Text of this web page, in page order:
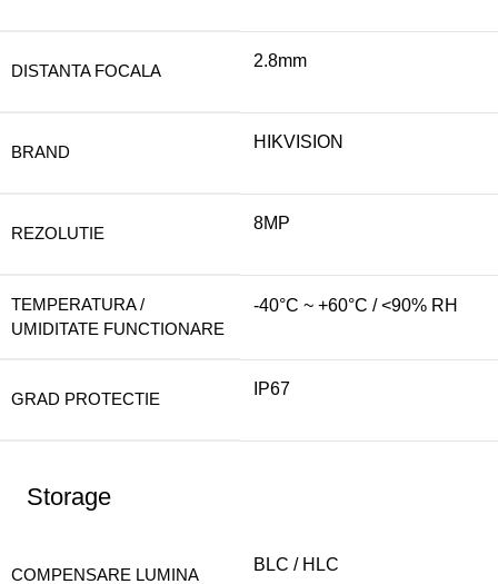
DISTANTA FOCALA
2.8mm
BRAND
HIKVISION
REZOLUTIE
8MP
TEMPERATURA /
UMIDITATE FUNCTIONARE
-40°C ~ +60°C / <90% RH
GRAD PROTECTIE
IP67
Storage
COMPENSARE LUMINA
BLC / HLC